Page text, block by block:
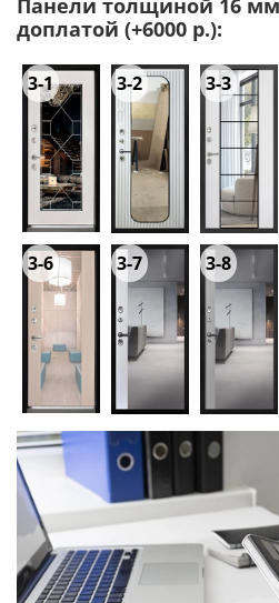
доплатой (+6000 р.):
3-1 3-2 3-3
3-6 3-7 3-8